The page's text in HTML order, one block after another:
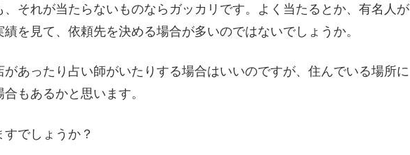
それが当たらないものならガッカリです。よく当たるとか、有名人が
を見て、依頼先を決める場合が多いのではないでしょうか。
あったり占い師がいたりする場合はいいのですが、住んでいる場所に
もあるかと思います。
でしょうか？